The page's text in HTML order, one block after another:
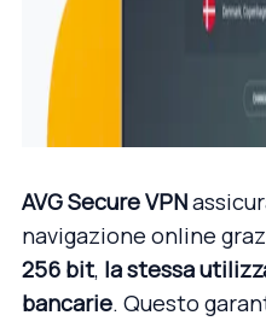
AVG Secure VPN
navigazione online
256 bit, la stessa
bancarie. Questo